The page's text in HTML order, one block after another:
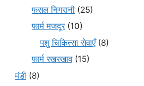
फसल निगरानी (25)
फार्म मजदूर(10)
पशु चिकित्सा सेवाएँ(8)
फार्म रखरखाव(15)
मंडी (8)